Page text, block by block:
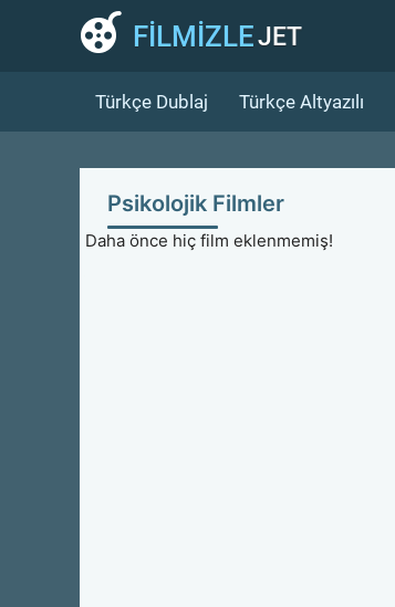
FİLMİZLEJET
Türkçe Dublaj Türkçe Altyazılı
Psikolojik Filmler
Daha önce hiç film eklenmemiş!